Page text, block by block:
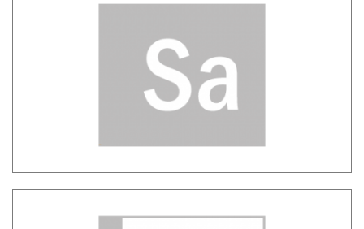
SADAS SUITE – Set di strumenti integrati
per l’analisi dei Big Data